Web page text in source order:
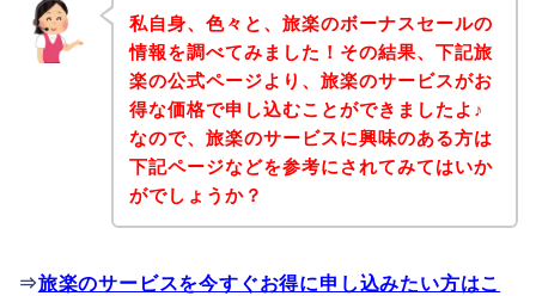
私自身、色々と、旅楽のボーナスセールの
情報を調べてみました！その結果、下記旅
楽の公式ページより、旅楽のサービスがお
得な価格で申し込むことができましたよ♪
なので、旅楽のサービスに興味のある方は
下記ページなどを参考にされてみてはいか
がでしょうか？
⇒旅楽のサービスを今すぐお得に申し込みたい方はこ